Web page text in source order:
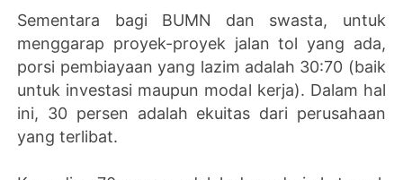
Sementara bagi BUMN dan swasta, untuk
menggarap proyek-proyek jalan tol yang ada,
porsi pembiayaan yang lazim adalah 30:70 (baik
untuk investasi maupun modal kerja). Dalam hal
ini, 30 persen adalah ekuitas dari perusahaan
yang terlibat.